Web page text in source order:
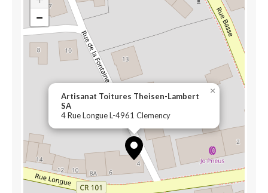
Artisanat Toitures Theisen-Lambert
SA
4 Rue Longue L-4961 Clemency
×
−